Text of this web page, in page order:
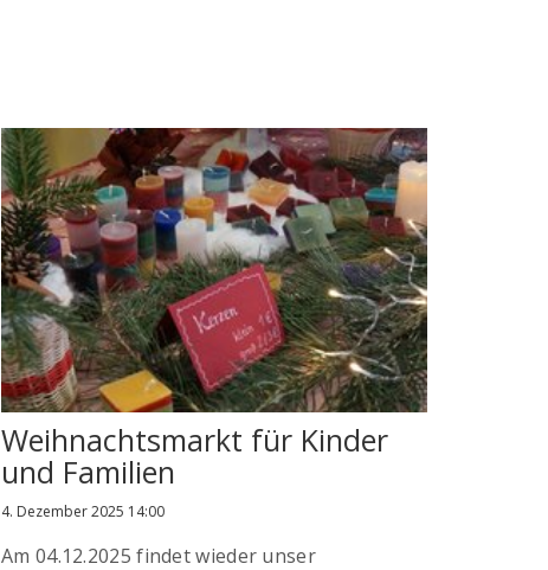
Weihnachtsmarkt für Kinder
und Familien
4. Dezember 2025 14:00
Am 04.12.2025 findet wieder unser